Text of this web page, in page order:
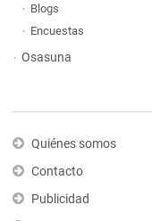
Blogs
Encuestas
Osasuna
Quiénes somos
Contacto
Publicidad